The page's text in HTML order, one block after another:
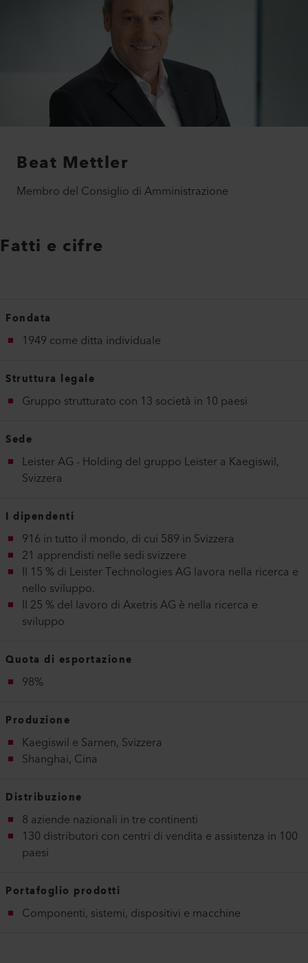
Beat Mettler
Membro del Consiglio di Amministrazione
Fatti e cifre
Fondata
1949 come ditta individuale
Struttura legale
Gruppo strutturato con 13 società in 10 paesi
Sede
Leister AG - Holding del gruppo Leister a Kaegiswil,
Svizzera
I dipendenti
916 in tutto il mondo, di cui 589 in Svizzera
21 apprendisti nelle sedi svizzere
Il 15 % di Leister Technologies AG lavora nella ricerca e
nello sviluppo.
Il 25 % del lavoro di Axetris AG è nella ricerca e
sviluppo
Quota di esportazione
98%
Produzione
Kaegiswil e Sarnen, Svizzera
Shanghai, Cina
Distribuzione
8 aziende nazionali in tre continenti
130 distributori con centri di vendita e assistenza in 100
paesi
Portafoglio prodotti
Componenti, sistemi, dispositivi e macchine